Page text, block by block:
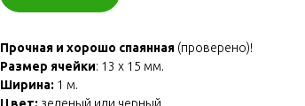
Прочная и хорошо спаянная (проверено)!
Размер ячейки: 13 х 15 мм.
Ширина: 1 м.
Цвет: зеленый или черный.